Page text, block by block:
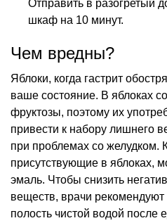
Отправить в разогретый
шкаф на 10 минут.
Чем вредны?
Яблоки, когда гастрит
ваше состояние. В яблоках
фруктозы, поэтому их
привести к набору лишнего
при проблемах со желудком.
присутствующие в яблоках,
эмаль. Чтобы снизить
веществ, врачи
полость чистой водой после